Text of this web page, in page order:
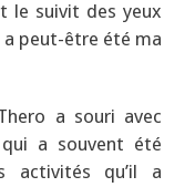
le suivit des yeux
a peut-être été ma
a souri avec
a souvent été
activités qu’il a